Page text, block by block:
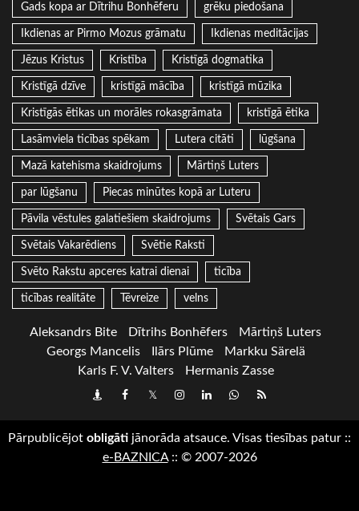
Gads kopa ar Dītrihu Bonhēferu grēku piedošana
Ikdienas ar Pirmo Mozus grāmatu Ikdienas meditācijas
Jēzus Kristus Kristība Kristīgā dogmatika
Kristīgā dzīve kristīgā mācība kristīgā mūzika
Kristīgās ētikas un morāles rokasgrāmata kristīgā ētika
Lasāmviela ticības spēkam Lutera citāti lūgšana
Mazā katehisma skaidrojums Mārtiņš Luters
par lūgšanu Piecas minūtes kopā ar Luteru
Pāvila vēstules galatiešiem skaidrojums Svētais Gars
Svētais Vakarēdiens Svētie Raksti
Svēto Rakstu apceres katrai dienai ticība
ticības realitāte Tēvreize velns
Aleksandrs Bite Dītrihs Bonhēfers
Mārtiņš Luters
Georgs Mancelis
Ilārs Plūme
Markku Särelä
Karls F. V. Valters
Hermanis Zasse
DraugiemFacebook
TwitterInstagram
LinkedInwhatsapp
RSS
Pārpublicējot obligāti jānorāda atsauce. Visas tiesības patur ::
e-BAZNICA:: © 2007-2026